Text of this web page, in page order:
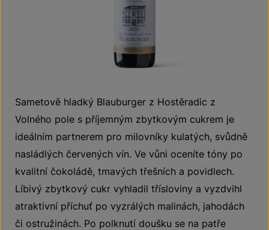
Sametově hladký Blauburger z Hostěradic z
Volného pole s příjemným zbytkovým cukrem je
ideálním partnerem pro milovníky kulatých, svůdně
nasládlých červených vín. Ve vůni oceníte tóny po
kvalitní čokoládě, tmavých třešních a povidlech.
Líbivý zbytkový cukr vyhladil třísloviny a vyzdvihl
atraktivní příchuť po vyzrálých malinách, jahodách
či ostružinách. Po polknutí doušku se na patře